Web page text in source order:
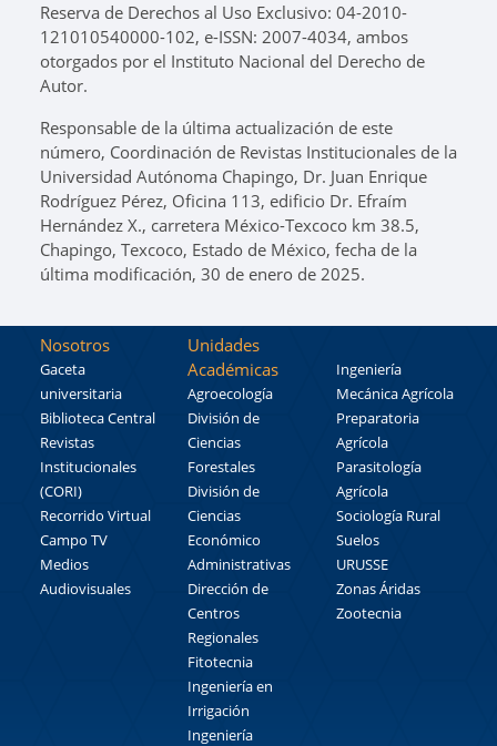
Reserva de Derechos al Uso Exclusivo: 04-2010-
121010540000-102, e-ISSN: 2007-4034, ambos
otorgados por el Instituto Nacional del Derecho de
Autor.
Responsable de la última actualización de este
número, Coordinación de Revistas Institucionales de la
Universidad Autónoma Chapingo, Dr. Juan Enrique
Rodríguez Pérez, Oficina 113, edificio Dr. Efraím
Hernández X., carretera México-Texcoco km 38.5,
Chapingo, Texcoco, Estado de México, fecha de la
última modificación, 30 de enero de 2025.
Nosotros
Gaceta
universitaria
Biblioteca Central
Revistas
Institucionales
(CORI)
Recorrido Virtual
Campo TV
Medios
Audiovisuales
Unidades
Académicas
Agroecología
División de
Ciencias
Forestales
División de
Ciencias
Económico
Administrativas
Dirección de
Centros
Regionales
Fitotecnia
Ingeniería en
Irrigación
Ingeniería
Ingeniería
Mecánica Agrícola
Preparatoria
Agrícola
Parasitología
Agrícola
Sociología Rural
Suelos
URUSSE
Zonas Áridas
Zootecnia